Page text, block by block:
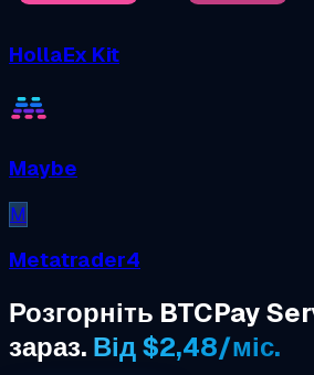
HollaEx Kit
Maybe
M
Metatrader4
Розгорніть BTCPay
зараз. Від $2,48/міс.